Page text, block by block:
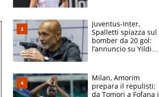
Juventus-Inter,
Spalletti spiazza sul
bomber da 20 gol:
l’annuncio su Yildiz
Milan, Amorim
prepara il repulisti:
da Tomori a Fofana i